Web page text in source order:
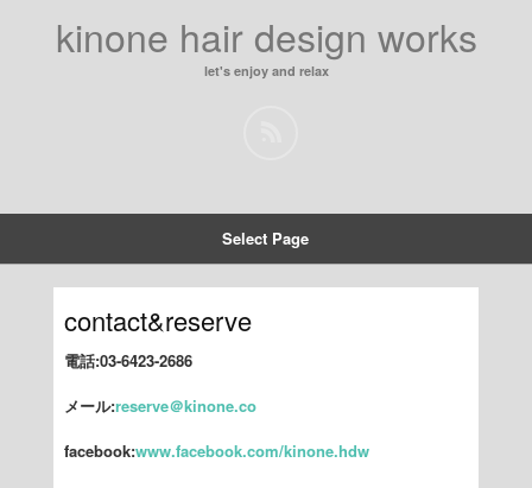
kinone hair design works
let's enjoy and relax
Select Page
contact&reserve
電話:03-6423-2686
メール:reserve＠kinone.co
facebook:www.facebook.com/kinone.hdw